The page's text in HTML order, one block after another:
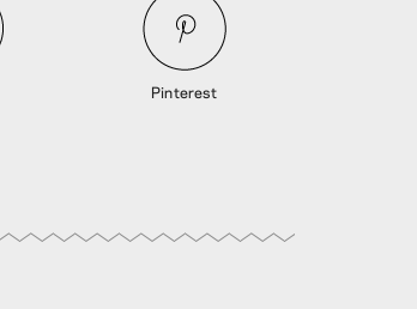
Pinterest